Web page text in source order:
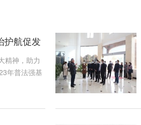
护航促发
精神，助力
年普法强基